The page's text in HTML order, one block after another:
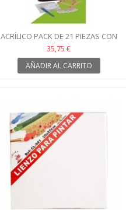
ACRÍLICO PACK DE 21 PIEZAS CON
CABALLETE
35,75 €
AÑADIR AL CARRITO